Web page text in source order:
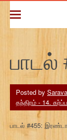
பாடல்
Posted by
தந்திரம் - 14.
பாடல் #455: